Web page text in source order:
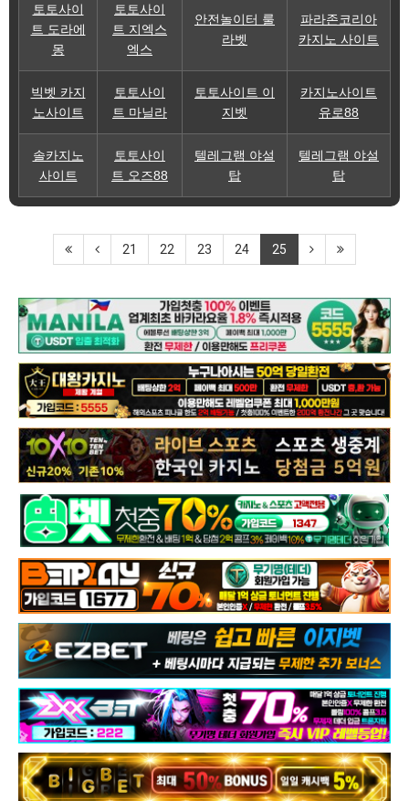
토토사이
트 도라에
몽
토토사이
트 지엑스
엑스
안전놀이터 룰
라벳
파라존코리아
카지노 사이트
빅벳 카지
노사이트
토토사이
트 마닐라
토토사이트 이
지벳
카지노사이트
유로88
솔카지노
사이트
토토사이
트 오즈88
텔레그램 야설
탑
텔레그램 야설
탑
21 22 23 24 25